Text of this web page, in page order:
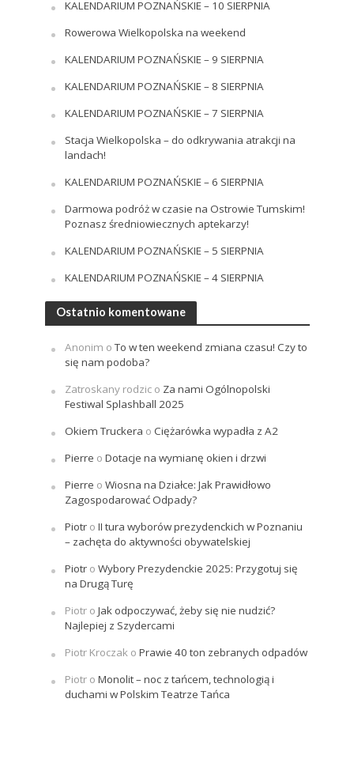
KALENDARIUM POZNAŃSKIE – 10 SIERPNIA
Rowerowa Wielkopolska na weekend
KALENDARIUM POZNAŃSKIE – 9 SIERPNIA
KALENDARIUM POZNAŃSKIE – 8 SIERPNIA
KALENDARIUM POZNAŃSKIE – 7 SIERPNIA
Stacja Wielkopolska – do odkrywania atrakcji na
landach!
KALENDARIUM POZNAŃSKIE – 6 SIERPNIA
Darmowa podróż w czasie na Ostrowie Tumskim!
Poznasz średniowiecznych aptekarzy!
KALENDARIUM POZNAŃSKIE – 5 SIERPNIA
KALENDARIUM POZNAŃSKIE – 4 SIERPNIA
Ostatnio komentowane
Anonim oTo w ten weekend zmiana czasu! Czy to
się nam podoba?
Zatroskany rodzico Za nami Ogólnopolski
Festiwal Splashball 2025
Okiem Truckera o Ciężarówka wypadła z A2
Pierre o Dotacje na wymianę okien i drzwi
Pierre o Wiosna na Działce: Jak Prawidłowo
Zagospodarować Odpady?
Piotro II tura wyborów prezydenckich w Poznaniu
– zachęta do aktywności obywatelskiej
Piotro Wybory Prezydenckie 2025: Przygotuj się
na Drugą Turę
Piotro Jak odpoczywać, żeby się nie nudzić?
Najlepiej z Szydercami
Piotr Kroczako Prawie 40 ton zebranych odpadów
Piotro Monolit – noc z tańcem, technologią i
duchami w Polskim Teatrze Tańca